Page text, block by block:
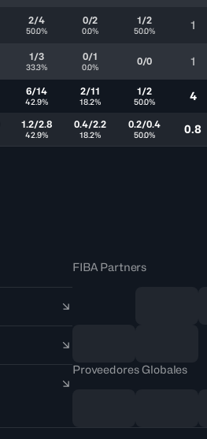
2/4
50.0%
0/2
0.0%
1/2
50.0% 1
1/3
33.3%
0/1
0.0% 0/0 1
6/14
42.9%
2/11
18.2%
1/2
50.0% 4
1.2/2.8
42.9%
0.4/2.2
18.2%
0.2/0.4
50.0% 0.8
FIBA Partners
Proveedores Globales